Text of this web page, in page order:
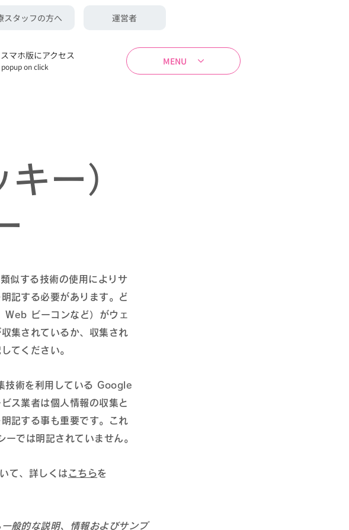
スタッフの方へ 運営者
スマホ版にアクセス
popup on click MENU
ー）
似する技術の使用によりサ
記する必要があります。ど
ビーコンなど）がウェ
集されているか、収集され
てください。
技術を利用している Google
ス業者は個人情報の収集と
記する事も重要です。これ
では明記されていません。
て、詳しくは こちらを
般的な説明、情報およびサンプ